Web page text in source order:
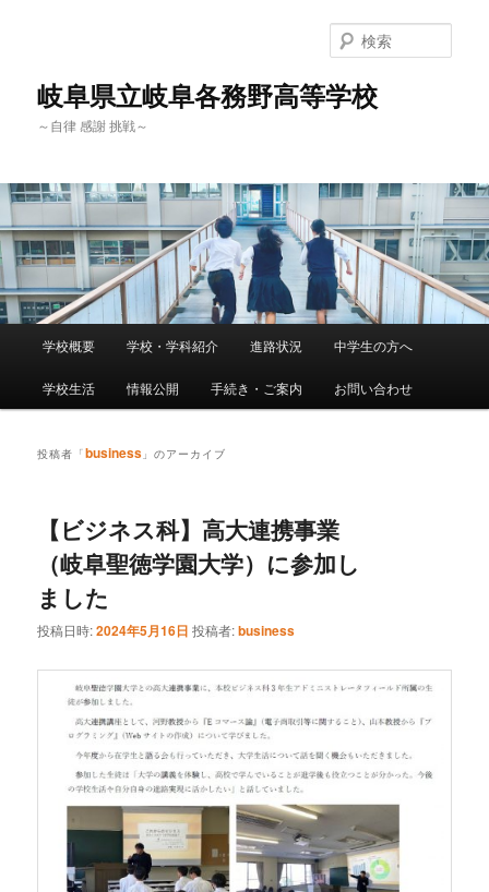
岐阜県立岐阜各務野高等学校
～自律 感謝 挑戦～
索
メ
メ
イ
ン
テ
ン
ツ
サ
ブ
テ
ン
ツ
へ
学校概要 学校・学科紹介 進路状況 中学生の方へ
学校生活 情報公開 手続き・ご案内 お問い合わせ
投稿者「business 」のアーカイブ
【ビジネス科】高大連携事業
（岐阜聖徳学園大学）に参加し
ました
投稿日時:2024年5月16日 投稿者:business